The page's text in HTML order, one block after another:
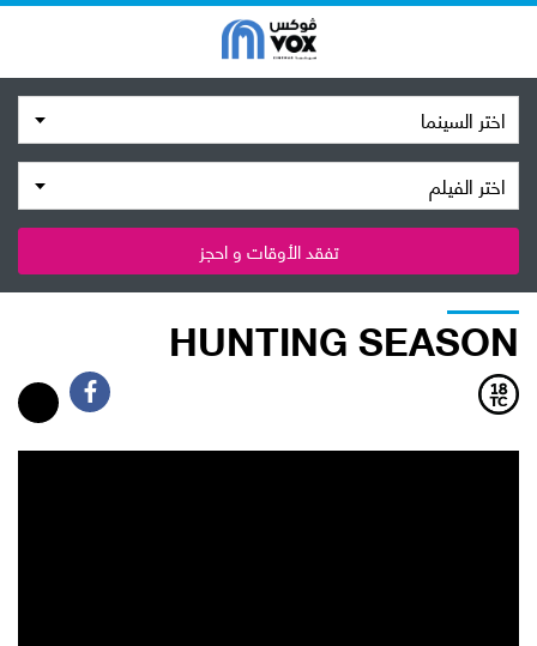
اختر السينما
اختر الفيلم
تفقد الأوقات و احجز
HUNTING SEASON